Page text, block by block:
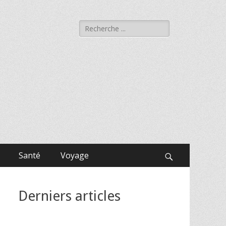
Rechercher :
Santé Voyage
Derniers articles